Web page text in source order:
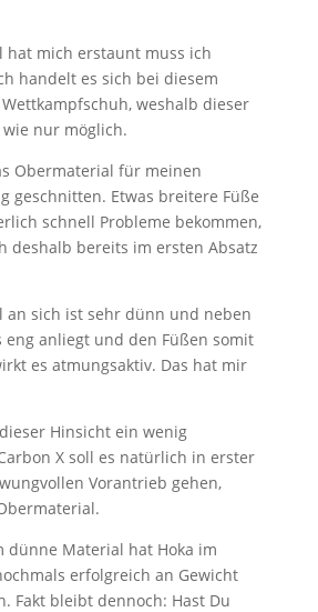
hat mich erstaunt muss ich
handelt es sich bei diesem
weshalb dieser
nur möglich.
Obermaterial für meinen
geschnitten. Etwas breitere Füße
schnell Probleme bekommen,
deshalb bereits im ersten Absatz
an sich ist sehr dünn und neben
eng anliegt und den Füßen somit
es atmungsaktiv. Das hat mir
Hinsicht ein wenig
X soll es natürlich in erster
Vorantrieb gehen,
dünne Material hat Hoka im
erfolgreich an Gewicht
Fakt bleibt dennoch: Hast Du